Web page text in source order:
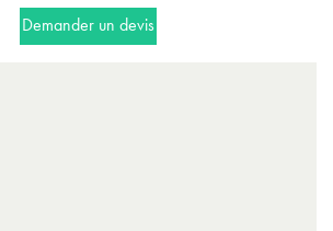
Demander un devis